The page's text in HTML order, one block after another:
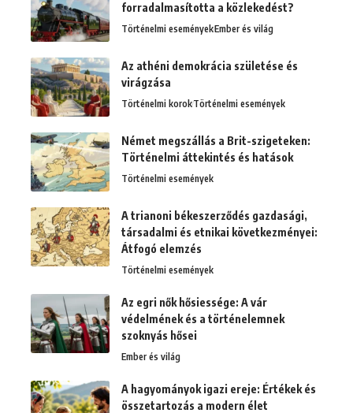
forradalmasította a közlekedést?
Történelmi eseményekEmber és világ
Az athéni demokrácia születése és
virágzása
Történelmi korokTörténelmi események
Német megszállás a Brit-szigeteken:
Történelmi áttekintés és hatások
Történelmi események
A trianoni békeszerződés gazdasági,
társadalmi és etnikai következményei:
Átfogó elemzés
Történelmi események
Az egri nők hősiessége: A vár
védelmének és a történelemnek
szoknyás hősei
Ember és világ
A hagyományok igazi ereje: Értékek és
összetartozás a modern élet